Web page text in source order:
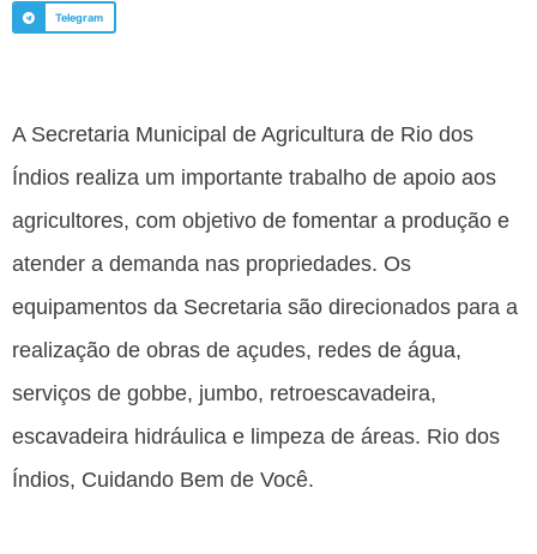
Telegram
A Secretaria Municipal de Agricultura de Rio dos
Índios realiza um importante trabalho de apoio aos
agricultores, com objetivo de fomentar a produção e
atender a demanda nas propriedades. Os
equipamentos da Secretaria são direcionados para a
realização de obras de açudes, redes de água,
serviços de gobbe, jumbo, retroescavadeira,
escavadeira hidráulica e limpeza de áreas. Rio dos
Índios, Cuidando Bem de Você.